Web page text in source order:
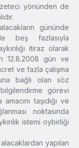
yönünden de
gününde
beş fazlasıyla
itiraz olarak
12.8.2008 gün ve
ve fazla çalışma
bağlı olan söz
görevi
taşıdığı ve
noktasında
istemi oybirliği
alacaklardan yapılan